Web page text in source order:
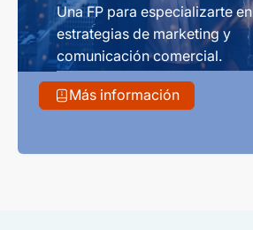
Una FP para especializarte en
estrategias de marketing y
comunicación comercial.
Más información